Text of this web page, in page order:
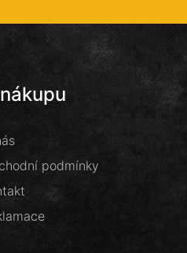
podmínky